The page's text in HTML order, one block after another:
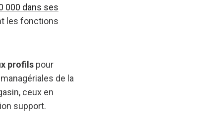
000 dans ses
les fonctions
profils pour
de la
ceux en
support.